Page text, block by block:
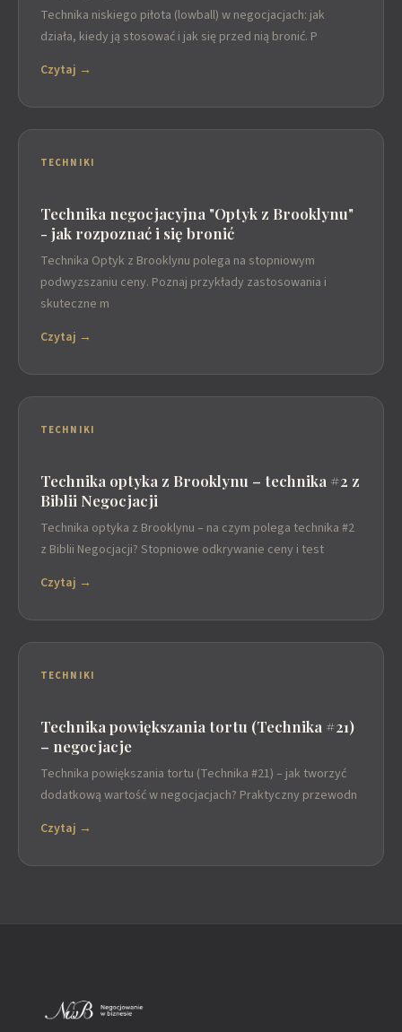
Technika niskiego piłota (lowball) w negocjacjach: jak
działa, kiedy ją stosować i jak się przed nią bronić. P
Czytaj →
TECHNIKI
Technika negocjacyjna "Optyk z Brooklynu"
- jak rozpoznać i się bronić
Technika Optyk z Brooklynu polega na stopniowym
podwyzszaniu ceny. Poznaj przykłady zastosowania i
skuteczne m
Czytaj →
TECHNIKI
Technika optyka z Brooklynu – technika #2 z
Biblii Negocjacji
Technika optyka z Brooklynu – na czym polega technika #2
z Biblii Negocjacji? Stopniowe odkrywanie ceny i test
Czytaj →
TECHNIKI
Technika powiększania tortu (Technika #21)
– negocjacje
Technika powiększania tortu (Technika #21) – jak tworzyć
dodatkową wartość w negocjacjach? Praktyczny przewodn
Czytaj →